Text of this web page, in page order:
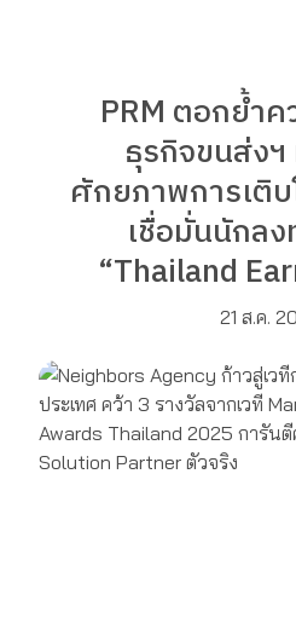
PRM ตอกย้ำ
ธุรกิจขนส่งฯ
ศักยภาพการเติ
เชื่อมั่นนักล
“Thailand
21 ส.ค.